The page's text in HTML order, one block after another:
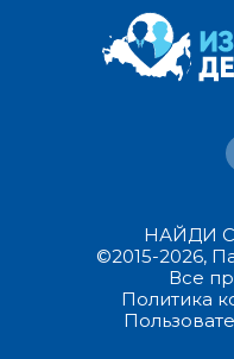
НАЙДИ
©2015-2026,
Все
Политика